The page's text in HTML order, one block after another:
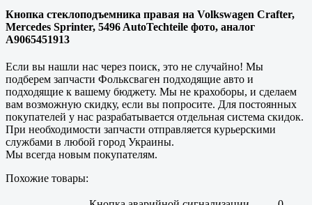
Кнопка стеклоподъемника правая на Volkswagen Crafter,
Mercedes Sprinter, 5496 AutoTechteile фото, аналог
A9065451913
Если вы нашли нас через поиск, это не случайно! Мы
подберем запчасти Фольксваген подходящие авто и
подходящие к вашему бюджету. Мы не крахоборы, и сделаем
вам возможную скидку, если вы попросите. Для постоянных
покупателей у нас разрабатывается отдельная система скидок.
При необходимости запчасти отправляется курьерскими
службами в любой город Украины.
Мы всегда новым покупателям.
Похожие товары: